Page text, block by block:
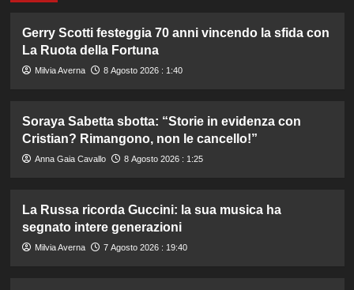
Gerry Scotti festeggia 70 anni vincendo la sfida con
La Ruota della Fortuna
Milvia Averna 8 Agosto 2026 : 1:40
Soraya Sabetta sbotta: “Storie in evidenza con
Cristian? Rimangono, non le cancello!”
Anna Gaia Cavallo 8 Agosto 2026 : 1:25
La Russa ricorda Guccini: la sua musica ha
segnato intere generazioni
Milvia Averna 7 Agosto 2026 : 19:40